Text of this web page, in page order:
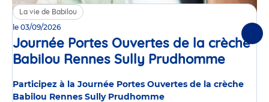
La vie de Babilou
le 03/09/2026
Journée Portes Ouvertes de la crèche
Babilou Rennes Sully Prudhomme
Participez à la Journée Portes Ouvertes de la crèche
Babilou Rennes Sully Prudhomme